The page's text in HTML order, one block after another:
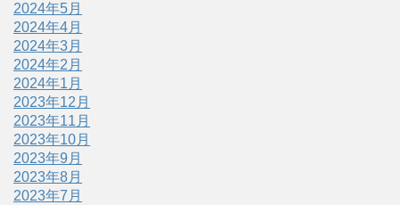
2024年5月
2024年4月
2024年3月
2024年2月
2024年1月
2023年12月
2023年11月
2023年10月
2023年9月
2023年8月
2023年7月